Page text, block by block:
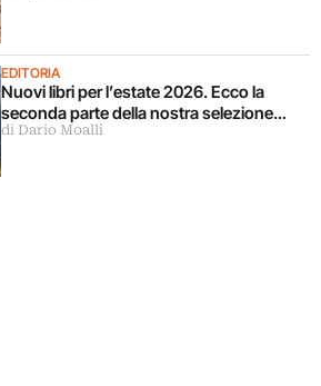
EDITORIA
Nuovi libri per l’estate 2026. Ecco la
seconda parte della nostra selezione…
di Dario Moalli